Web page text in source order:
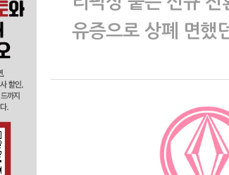
유증으로 상폐 면했